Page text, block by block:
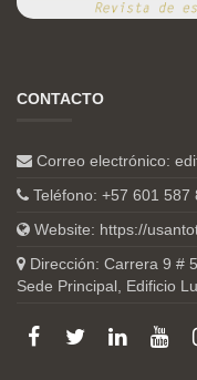
CONTACTO
Correo electrónico:
Teléfono: +57 601 587
Website: https://
Dirección: Carrera 9 #
Sede Principal, Edificio